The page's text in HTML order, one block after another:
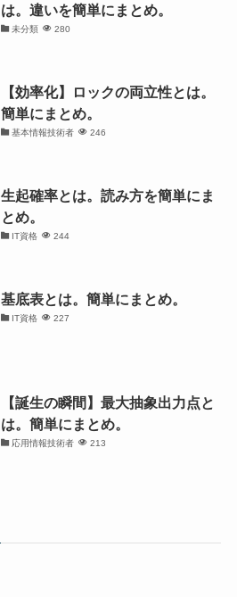
は。違いを簡単にまとめ。
未分類 280
【効率化】ロックの両立性とは。
簡単にまとめ。
基本情報技術者 246
生起確率とは。読み方を簡単にま
とめ。
IT資格 244
基底表とは。簡単にまとめ。
IT資格 227
【誕生の瞬間】最大抽象出力点と
は。簡単にまとめ。
応用情報技術者 213